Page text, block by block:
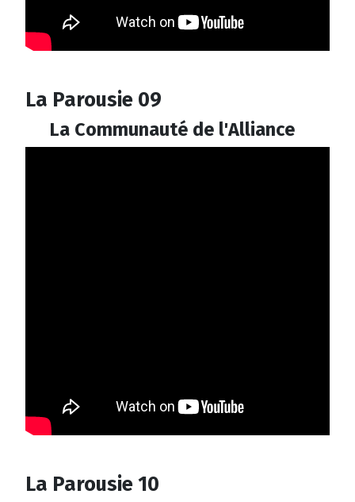
La Parousie 09
La Communauté de l'Alliance
La Parousie 10